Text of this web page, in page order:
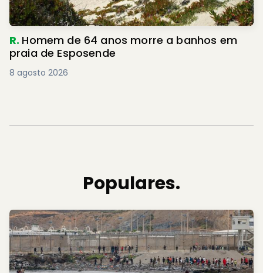
R. Homem de 64 anos morre a banhos em
praia de Esposende
8 agosto 2026
Populares.